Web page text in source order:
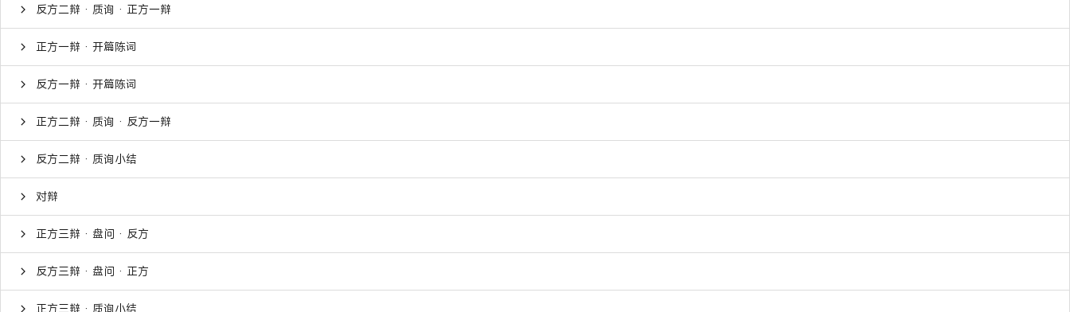
反方二辩 · 质询 · 正方一辩
正方一辩 · 开篇陈词
反方一辩 · 开篇陈词
正方二辩 · 质询 · 反方一辩
反方二辩 · 质询小结
对辩
正方三辩 · 盘问 · 反方
反方三辩 · 盘问 · 正方
正方三辩 · 质询小结